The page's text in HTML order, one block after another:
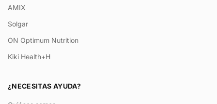
AMIX
Solgar
ON Optimum Nutrition
Kiki Health+H
¿NECESITAS AYUDA?